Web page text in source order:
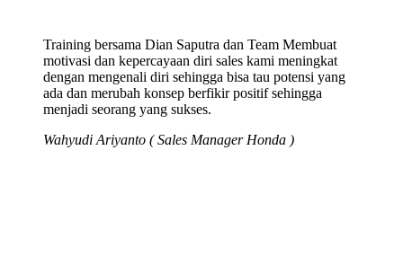
Training bersama Dian Saputra dan Team Membuat
motivasi dan kepercayaan diri sales kami meningkat
dengan mengenali diri sehingga bisa tau potensi yang
ada dan merubah konsep berfikir positif sehingga
menjadi seorang yang sukses.
Wahyudi Ariyanto ( Sales Manager Honda )